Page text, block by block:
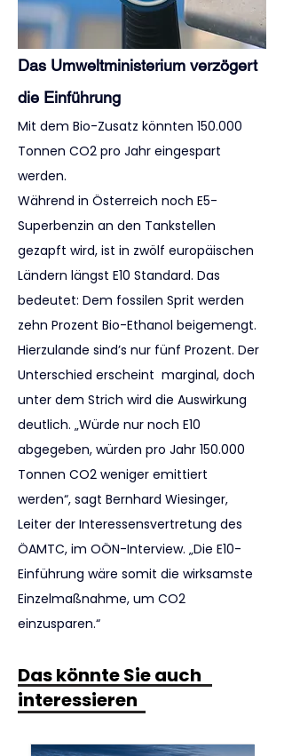
Das Umweltministerium verzögert
die Einführung
Mit dem Bio-Zusatz könnten 150.000
Tonnen CO2 pro Jahr eingespart
werden.
Während in Österreich noch E5-
Superbenzin an den Tankstellen
gezapft wird, ist in zwölf europäischen
Ländern längst E10 Standard. Das
bedeutet: Dem fossilen Sprit werden
zehn Prozent Bio-Ethanol beigemengt.
Hierzulande sind’s nur fünf Prozent. Der
Unterschied erscheint  marginal, doch
unter dem Strich wird die Auswirkung
deutlich. „Würde nur noch E10
abgegeben, würden pro Jahr 150.000
Tonnen CO2 weniger emittiert
werden“, sagt Bernhard Wiesinger,
Leiter der Interessensvertretung des
ÖAMTC, im OÖN-Interview. „Die E10-
Einführung wäre somit die wirksamste
Einzelmaßnahme, um CO2
einzusparen.“
Das könnte Sie auch
interessieren